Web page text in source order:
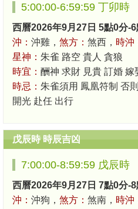
5:00:00-6:59:59 丁卯時
西曆2026年9月27日 5點0分-
沖： 沖雞， 煞方： 煞西， 時沖
星神： 朱雀 路空 貴人 貪狼
時宜： 酬神 求財 見貴 訂婚 嫁
時忌： 朱雀須用 鳳凰符制 否
開光 赴任 出行
戊辰時 時辰吉凶
7:00:00-8:59:59 戊辰時
西曆2026年9月27日 7點0分-
沖： 沖狗， 煞方： 煞南， 時沖